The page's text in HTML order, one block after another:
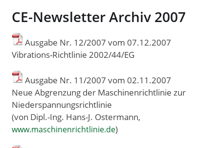
CE-Newsletter Archiv 2007
Ausgabe Nr. 12/2007 vom 07.12.2007
Vibrations-Richtlinie 2002/44/EG
Ausgabe Nr. 11/2007 vom 02.11 .2007
Neue Abgrenzung der Maschinenrichtlinie zur
Niederspannungsrichtlinie
(von Dipl.-Ing. Hans-J. Ostermann,
www.maschinenrichtlinie.de)